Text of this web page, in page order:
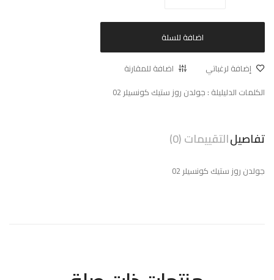
اضافة للسلة
إضافة لرغباتي
اضافة للمقارنة
الكلمات الدليليلة : جولدن روز ستيك كونسيلر 02
تفاصيلالتقييمات (0)
جولدن روز ستيك كونسيلر 02